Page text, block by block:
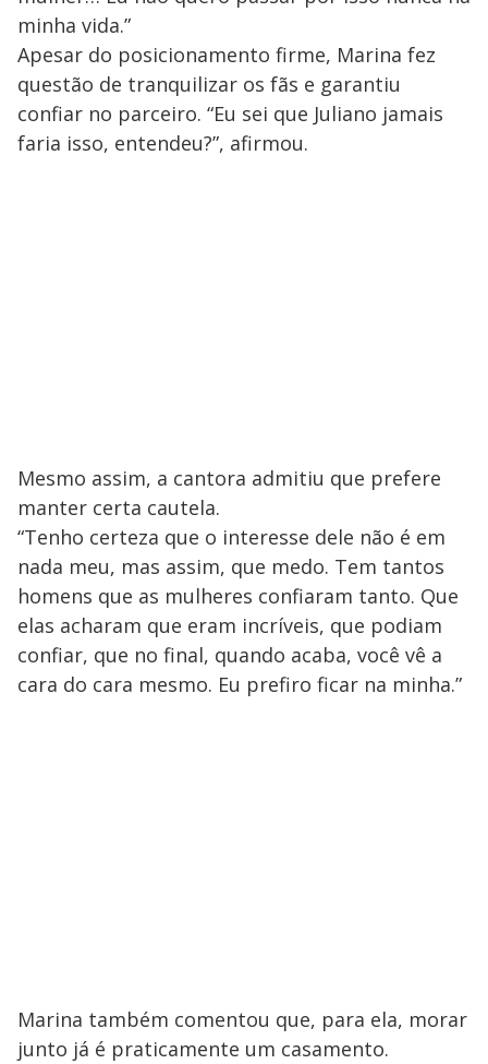
minha vida.”
Apesar do posicionamento firme, Marina fez
questão de tranquilizar os fãs e garantiu
confiar no parceiro. “Eu sei que Juliano jamais
faria isso, entendeu?”, afirmou.
Mesmo assim, a cantora admitiu que prefere
manter certa cautela.
“Tenho certeza que o interesse dele não é em
nada meu, mas assim, que medo. Tem tantos
homens que as mulheres confiaram tanto. Que
elas acharam que eram incríveis, que podiam
confiar, que no final, quando acaba, você vê a
cara do cara mesmo. Eu prefiro ficar na minha.”
Marina também comentou que, para ela, morar
junto já é praticamente um casamento.